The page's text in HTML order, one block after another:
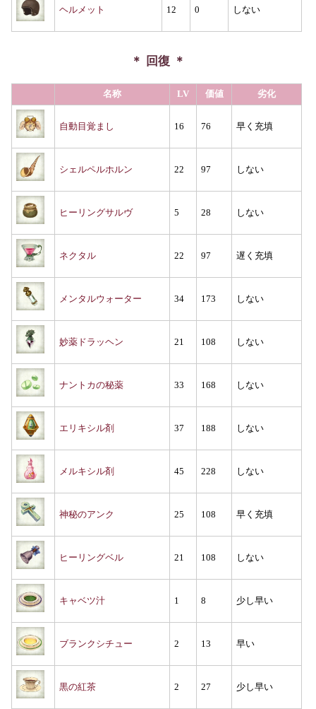
ヘルメット 12 0 しない
回復
名称 LV 価値 劣化
自動目覚まし 16 76 早く充填
シェルペルホルン 22 97 しない
ヒーリングサルヴ 5 28 しない
ネクタル 22 97 遅く充填
メンタルウォーター 34 173 しない
妙薬ドラッヘン 21 108 しない
ナントカの秘薬 33 168 しない
エリキシル剤 37 188 しない
メルキシル剤 45 228 しない
神秘のアンク 25 108 早く充填
ヒーリングベル 21 108 しない
キャベツ汁 1 8 少し早い
ブランクシチュー 2 13 早い
黒の紅茶 2 27 少し早い